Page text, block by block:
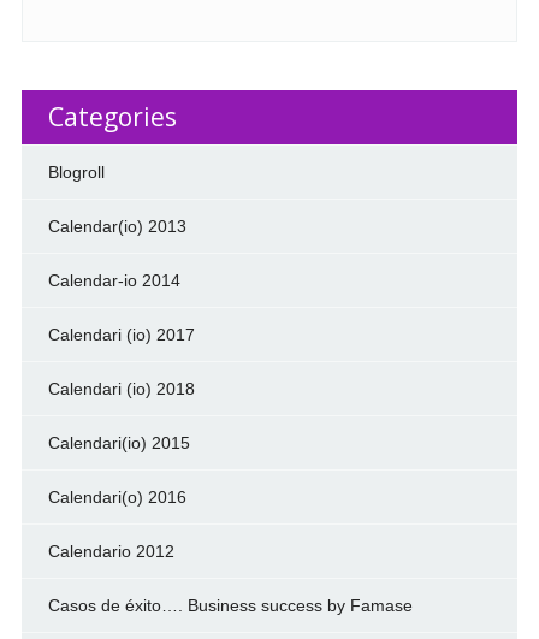
Categories
Blogroll
Calendar(io) 2013
Calendar-io 2014
Calendari (io) 2017
Calendari (io) 2018
Calendari(io) 2015
Calendari(o) 2016
Calendario 2012
Casos de éxito…. Business success by Famase